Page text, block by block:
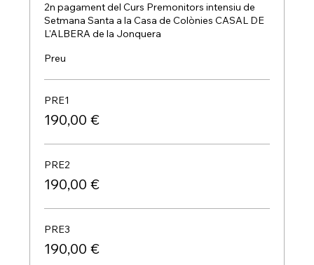
2n pagament del Curs Premonitors intensiu de
Setmana Santa a la Casa de Colònies CASAL DE
L'ALBERA de la Jonquera
Preu
PRE1
190,00 €
PRE2
190,00 €
PRE3
190,00 €